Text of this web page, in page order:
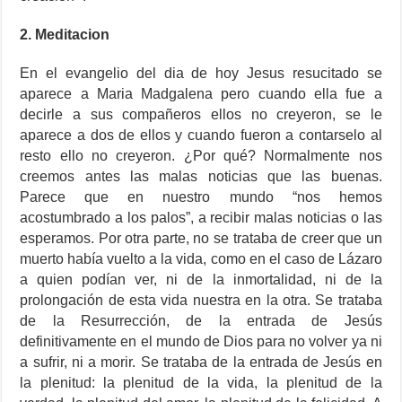
2. Meditacion
En el evangelio del dia de hoy Jesus resucitado se
aparece a Maria Madgalena pero cuando ella fue a
decirle a sus compañeros ellos no creyeron, se le
aparece a dos de ellos y cuando fueron a contarselo al
resto ello no creyeron. ¿Por qué? Normalmente nos
creemos antes las malas noticias que las buenas.
Parece que en nuestro mundo “nos hemos
acostumbrado a los palos”, a recibir malas noticias o las
esperamos. Por otra parte, no se trataba de creer que un
muerto había vuelto a la vida, como en el caso de Lázaro
a quien podían ver, ni de la inmortalidad, ni de la
prolongación de esta vida nuestra en la otra. Se trataba
de la Resurrección, de la entrada de Jesús
definitivamente en el mundo de Dios para no volver ya ni
a sufrir, ni a morir. Se trataba de la entrada de Jesús en
la plenitud: la plenitud de la vida, la plenitud de la